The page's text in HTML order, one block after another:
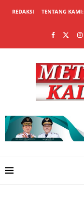
REDAKSI TENTANG KAMI: